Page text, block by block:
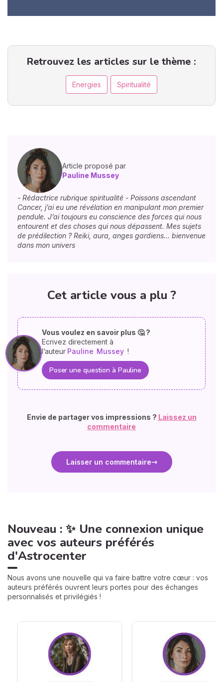
Retrouvez les articles sur le thème :
Energies Spiritualité
Article proposé par
Pauline Mussey
- Rédactrice rubrique spiritualité - Poissons ascendant
Cancer, j’ai eu une révélation en manipulant mon premier
pendule. J’ai toujours eu conscience des forces qui nous
entourent et des choses qui nous dépassent. Mes sujets
de prédilection ? Reiki, aura, anges gardiens… bienvenue
dans mon univers
Cet article vous a plu ?
Vous voulez en savoir plus 🤔 ?
Ecrivez directement à
l’auteur Pauline Mussey !
Poser une question à Pauline
Envie de partager vos impressions ? Laissez un
commentaire
Laisser un commentaire
Nouveau : ✨ Une connexion unique
avec vos auteurs préférés
d'Astrocenter
Nous avons une nouvelle qui va faire battre votre cœur : vos
auteurs préférés ouvrent leurs portes pour des échanges
personnalisés et privilégiés !